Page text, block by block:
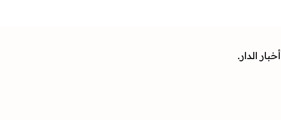
الدار.